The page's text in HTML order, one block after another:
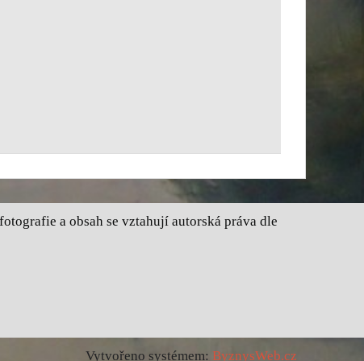
a obsah se vztahují autorská práva dle
Vytvořeno systémem: ByznysWeb.cz